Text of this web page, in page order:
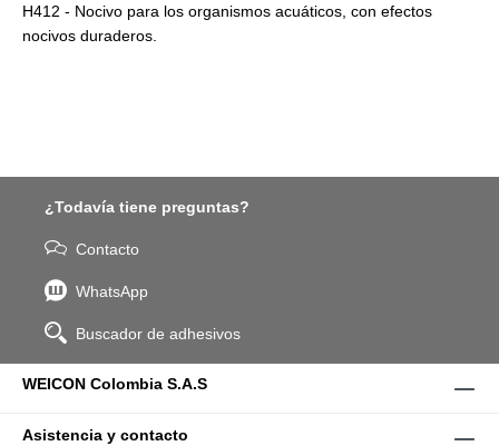
H412 - Nocivo para los organismos acuáticos, con efectos
nocivos duraderos.
¿Todavía tiene preguntas?
Contacto
WhatsApp
Buscador de adhesivos
WEICON Colombia S.A.S
Asistencia y contacto